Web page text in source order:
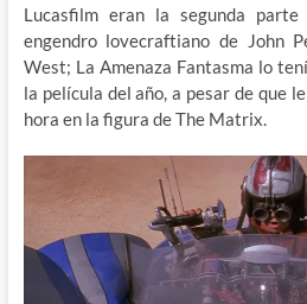
Lucasfilm eran la segunda
engendro lovecraftiano de John
West; La Amenaza Fantasma lo
la película del año, a pesar de que
hora en la figura de The Matrix.